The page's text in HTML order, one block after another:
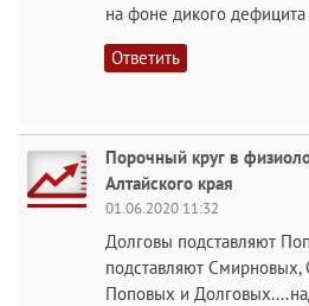
на фоне дикого
Ответить
Порочный круг в
Алтайского края
01.06.2020 11:32
Долговы подставляют
подставляют
Поповых и